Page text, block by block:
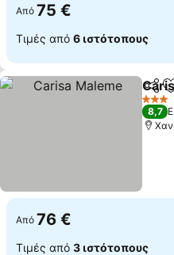
Από 75 €
Τιμές από 6 ιστότοπους
3
8,7
Από 76 €
Τιμές από 3 ιστότοπους